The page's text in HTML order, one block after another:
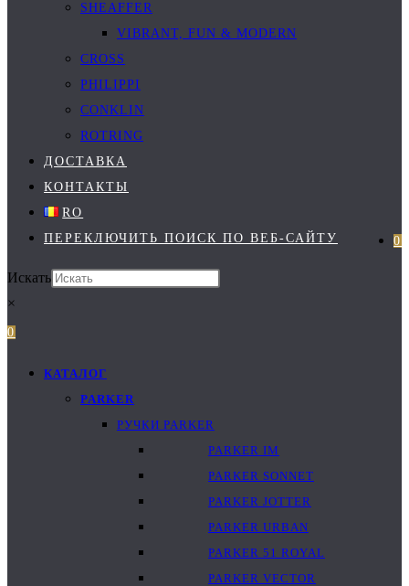
SHEAFFER
VIBRANT, FUN & MODERN
CROSS
PHILIPPI
CONKLIN
ROTRING
ДОСТАВКА
КОНТАКТЫ
RO
0
ПЕРЕКЛЮЧИТЬ ПОИСК ПО ВЕБ-САЙТУ
Искать
×
0
КАТАЛОГ
PARKER
РУЧКИ PARKER
PARKER IM
PARKER SONNET
PARKER JOTTER
PARKER URBAN
PARKER 51 ROYAL
PARKER VECTOR